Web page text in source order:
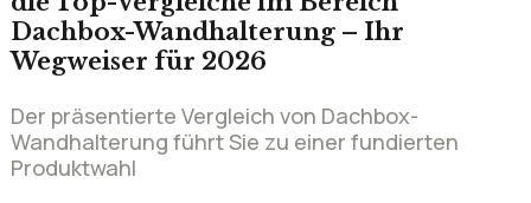
Unsere Empfehlung nach Nutzertyp
Häufige Fragen zur Dachbox-Wandhalterung
Verwandte Ratgeber rund um Dachgepäck und
Garagenausstattung